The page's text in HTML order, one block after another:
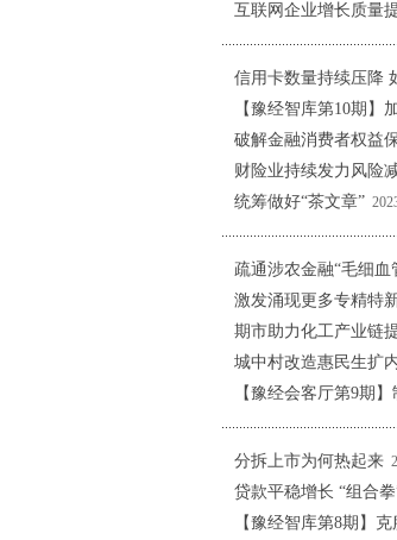
互联网企业增长质量
信用卡数量持续压降
【豫经智库第10期】
破解金融消费者权益
财险业持续发力风险
统筹做好“茶文章”
疏通涉农金融“毛细血
激发涌现更多专精特
期市助力化工产业链
城中村改造惠民生扩
【豫经会客厅第9期
分拆上市为何热起来
贷款平稳增长 “组合
【豫经智库第8期】